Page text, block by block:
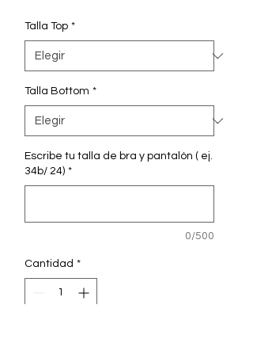
Talla Top *
Talla Bottom *
Escribe tu talla de bra y pantalón ( ej.
34b/ 24) *
0/500
Cantidad *